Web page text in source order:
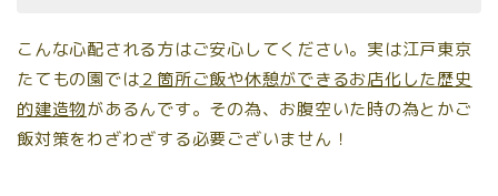
こんな心配される方はご安心してください。実は江戸東京
たてもの園では２箇所ご飯や休憩ができるお店化した歴史
的建造物があるんです。その為、お腹空いた時の為とかご
飯対策をわざわざする必要ございません！